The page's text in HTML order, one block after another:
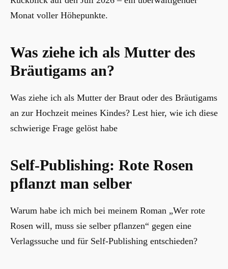
Monat voller Höhepunkte.
Was ziehe ich als Mutter des
Bräutigams an?
Was ziehe ich als Mutter der Braut oder des Bräutigams
an zur Hochzeit meines Kindes? Lest hier, wie ich diese
schwierige Frage gelöst habe
Self-Publishing: Rote Rosen
pflanzt man selber
Warum habe ich mich bei meinem Roman „Wer rote
Rosen will, muss sie selber pflanzen“ gegen eine
Verlagssuche und für Self-Publishing entschieden?